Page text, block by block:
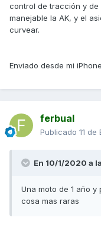
control de tracción y de
manejable la AK, y el
curvear.
Enviado desde mi
ferbual
Publicado 11 de
En 10/1/2020 a
Una moto de 1 año y
cosa mas raras